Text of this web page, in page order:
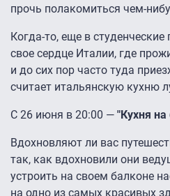
прочь полакомиться чем-
Когда-то, еще в
свое сердце Италии, где
и до сих пор часто туда
считает итальянскую кухню
С 26 июня в 20:00 — "Кухня
Вдохновляют ли вас
так, как вдохновили они
устроить на своем балконе
на одно из самых красивых